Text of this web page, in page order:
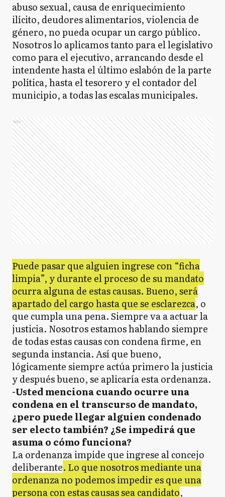
abuso sexual, causa de enriquecimiento
ilícito, deudores alimentarios, violencia de
género, no pueda ocupar un cargo público.
Nosotros lo aplicamos tanto para el legislativo
como para el ejecutivo, arrancando desde el
intendente hasta el último eslabón de la parte
política, hasta el tesorero y el contador del
municipio, a todas las escalas municipales.
Ads
Puede pasar que alguien ingrese con “ficha
limpia”, y durante el proceso de su mandato
ocurra alguna de estas causas. Bueno, será
apartado del cargo hasta que se esclarezca, o
que cumpla una pena. Siempre va a actuar la
justicia. Nosotros estamos hablando siempre
de todas estas causas con condena firme, en
segunda instancia. Así que bueno,
lógicamente siempre actúa primero la justicia
y después bueno, se aplicaría esta ordenanza.
-Usted menciona cuando ocurre una
condena en el transcurso de mandato,
¿pero puede llegar alguien condenado
ser electo también? ¿Se impedirá que
asuma o cómo funciona?
La ordenanza impide que ingrese al concejo
deliberante. Lo que nosotros mediante una
ordenanza no podemos impedir es que una
persona con estas causas sea candidato,